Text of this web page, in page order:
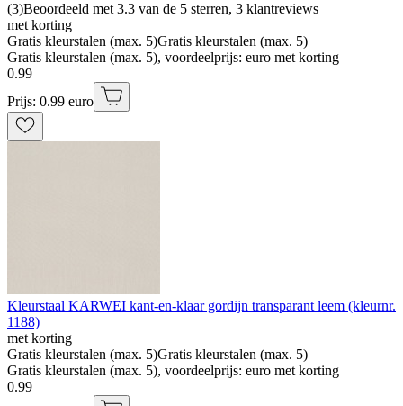
(3)Beoordeeld met 3.3 van de 5 sterren, 3 klantreviews
met korting
Gratis kleurstalen (max. 5)Gratis kleurstalen (max. 5)
Gratis kleurstalen (max. 5), voordeelprijs: euro met korting
0.99
Prijs: 0.99 euro
Kleurstaal KARWEI kant-en-klaar gordijn transparant leem (kleurnr.
1188)
met korting
Gratis kleurstalen (max. 5)Gratis kleurstalen (max. 5)
Gratis kleurstalen (max. 5), voordeelprijs: euro met korting
0.99